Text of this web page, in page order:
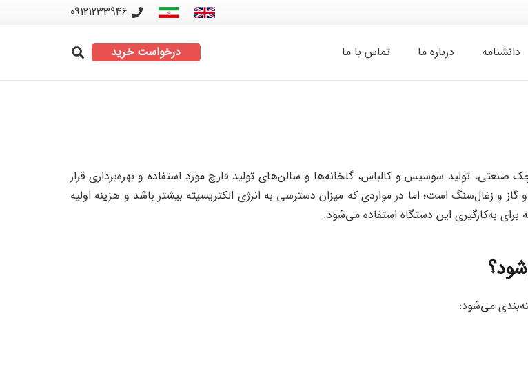
09121233946
دانشنامه درباره ما تماس با ما درخواست خرید
تولید سوسیس و کالباس، گلخانه‌ها و سالن‌های تولید قارچ مورد استفاده و بهره‌برداری قرار
است؛ اما در مواردی که میزان دسترسی به انرژی الکتریسیته بیشتر باشد و هزینه اولیه
برای به‌کارگیری این دستگاه استفاده می‌شود.
می‌شود: